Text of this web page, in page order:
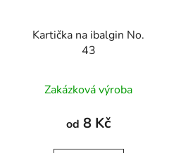
Kartička na ibalgin No.
43
Zakázková výroba
od 8 Kč